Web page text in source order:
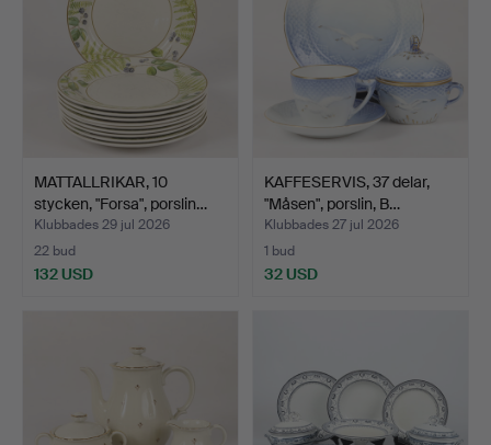
MATTALLRIKAR, 10
stycken, "Forsa", porslin…
Klubbades 29 jul 2026
22 bud
132 USD
KAFFESERVIS, 37 delar,
"Måsen", porslin, B…
Klubbades 27 jul 2026
1 bud
32 USD